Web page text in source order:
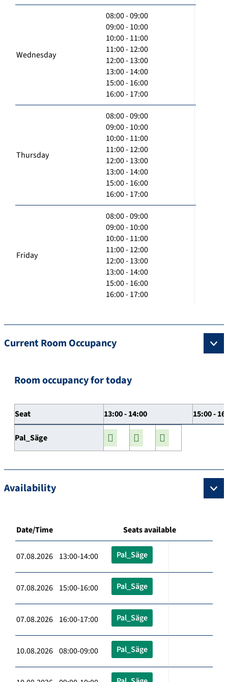
Wednesday
08:00 - 09:00
09:00 - 10:00
10:00 - 11:00
11:00 - 12:00
12:00 - 13:00
13:00 - 14:00
15:00 - 16:00
16:00 - 17:00
Thursday
08:00 - 09:00
09:00 - 10:00
10:00 - 11:00
11:00 - 12:00
12:00 - 13:00
13:00 - 14:00
15:00 - 16:00
16:00 - 17:00
Friday
08:00 - 09:00
09:00 - 10:00
10:00 - 11:00
11:00 - 12:00
12:00 - 13:00
13:00 - 14:00
15:00 - 16:00
16:00 - 17:00
Current Room Occupancy
Room occupancy for today
Seat 13:00 - 14:00 15:00 -
Pal_Säge
Availability
Date/Time Seats available
07.08.2026 13:00-14:00 Pal_Säge
07.08.2026 15:00-16:00 Pal_Säge
07.08.2026 16:00-17:00 Pal_Säge
10.08.2026 08:00-09:00 Pal_Säge